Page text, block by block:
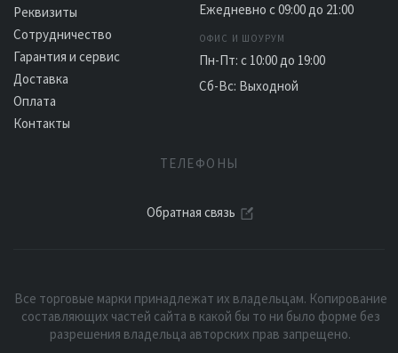
Реквизиты
Сотрудничество
Гарантия и сервис
Доставка
Оплата
Контакты
Ежедневно с 09:00 до 21:00
ОФИС И ШОУРУМ
Пн-Пт: с 10:00 до 19:00
Сб-Вс: Выходной
ТЕЛЕФОНЫ
Обратная связь
Все торговые марки принадлежат их владельцам. Копирование
составляющих частей сайта в какой бы то ни было форме без
разрешения владельца авторских прав запрещено.